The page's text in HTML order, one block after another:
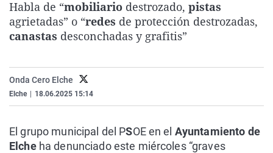
La rosa de los vientos
Gente viajera
Caso
Retornados
Extremadura
Galicia
Virales
Televisión
Habla de “mobiliario destrozado, pistas
agrietadas” o “redes de protección destrozadas,
canastas desconchadas y grafitis”
Onda Cero Elche
Elche 18.06.2025 15:14
El grupo municipal del PSOE en el Ayuntamiento de
Elcheha denunciado este miércoles “graves